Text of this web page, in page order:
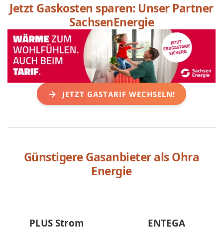
Jetzt Gaskosten sparen: Unser Partner
SachsenEnergie
JETZT GASTARIF WECHSELN!
Günstigere Gasanbieter alsOhra
Energie
PLUS Strom ENTEGA